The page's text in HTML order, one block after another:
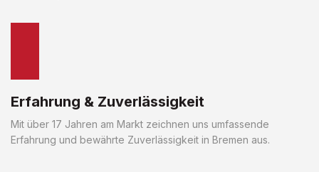
Erfahrung & Zuverlässigkeit
Mit über 17 Jahren am Markt zeichnen uns umfassende
Erfahrung und bewährte Zuverlässigkeit in Bremen aus.